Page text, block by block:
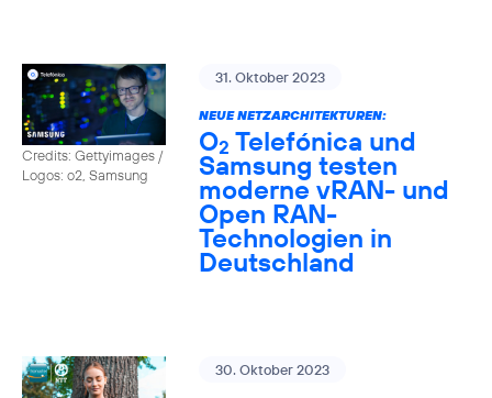
Credits: Gettyimages /
Logos: o2, Samsung
31. Oktober 2023
NEUE NETZARCHITEKTUREN:
O2 Telefónica und
Samsung testen
moderne vRAN- und
Open RAN-
Technologien in
Deutschland
30. Oktober 2023